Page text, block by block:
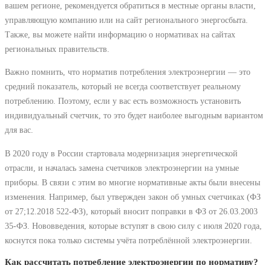
вашем регионе, рекомендуется обратиться в местные органы власти,
управляющую компанию или на сайт регионального энергосбыта.
Также, вы можете найти информацию о нормативах на сайтах
региональных правительств.
Важно помнить, что норматив потребления электроэнергии ― это
средний показатель, который не всегда соответствует реальному
потреблению. Поэтому, если у вас есть возможность установить
индивидуальный счетчик, то это будет наиболее выгодным вариантом
для вас.
В 2020 году в России стартовала модернизация энергетической
отрасли, и началась замена счетчиков электроэнергии на умные
приборы. В связи с этим во многие нормативные акты были внесены
изменения. Например, был утвержден закон об умных счетчиках (ФЗ
от 27;12.2018 522-ФЗ), который вносит поправки в ФЗ от 26.03.2003
35-ФЗ. Нововведения, которые вступят в свою силу с июля 2020 года,
коснутся пока только системы учёта потреблённой электроэнергии.
Как рассчитать потребление электроэнергии по нормативу?